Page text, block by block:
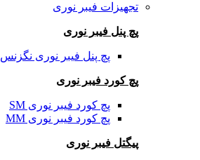
تجهیزات فیبر نوری
پچ پنل فیبر نوری
پچ پنل فیبر نوری نگزنس
پچ کورد فیبر نوری
پچ کورد فیبر نوری SM
پچ کورد فیبر نوری MM
پیگتل فیبر نوری